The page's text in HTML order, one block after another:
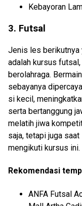
Kebayoran
3. Futsal
Jenis les berikutnya
adalah kursus
berolahraga.
sebayanya
si kecil,
serta bertanggung
melatih jiwa
saja, tetapi juga
mengikuti kursus ini.
Rekomendasi
ANFA Futsal